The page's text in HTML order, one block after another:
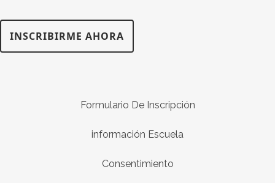
INSCRIBIRME AHORA
Formulario De Inscripción
información Escuela
Consentimiento